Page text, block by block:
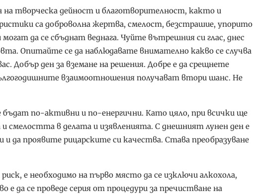
творческа дейност и благотворителност, както и
са доброволна жертва, смелост, безстрашие, упорито
да се сбъднат веднага. Чуйте вътрешния си глас, днес
Опитайте се да наблюдавате внимателно какво се случва
Добър ден за вземане на решения. Добре е да срещнете
взаимоотношения получават втори шанс. Не
бъдат по-активни и по-енергични. Като цяло, при всички ще
смелостта в делата и изявленията. С днешният лунен ден е
да проявите рицарските си качества. Става преобразуване
е необходимо на първо място да се изключи алкохола,
да се проведе серия от процедури за пречистване на